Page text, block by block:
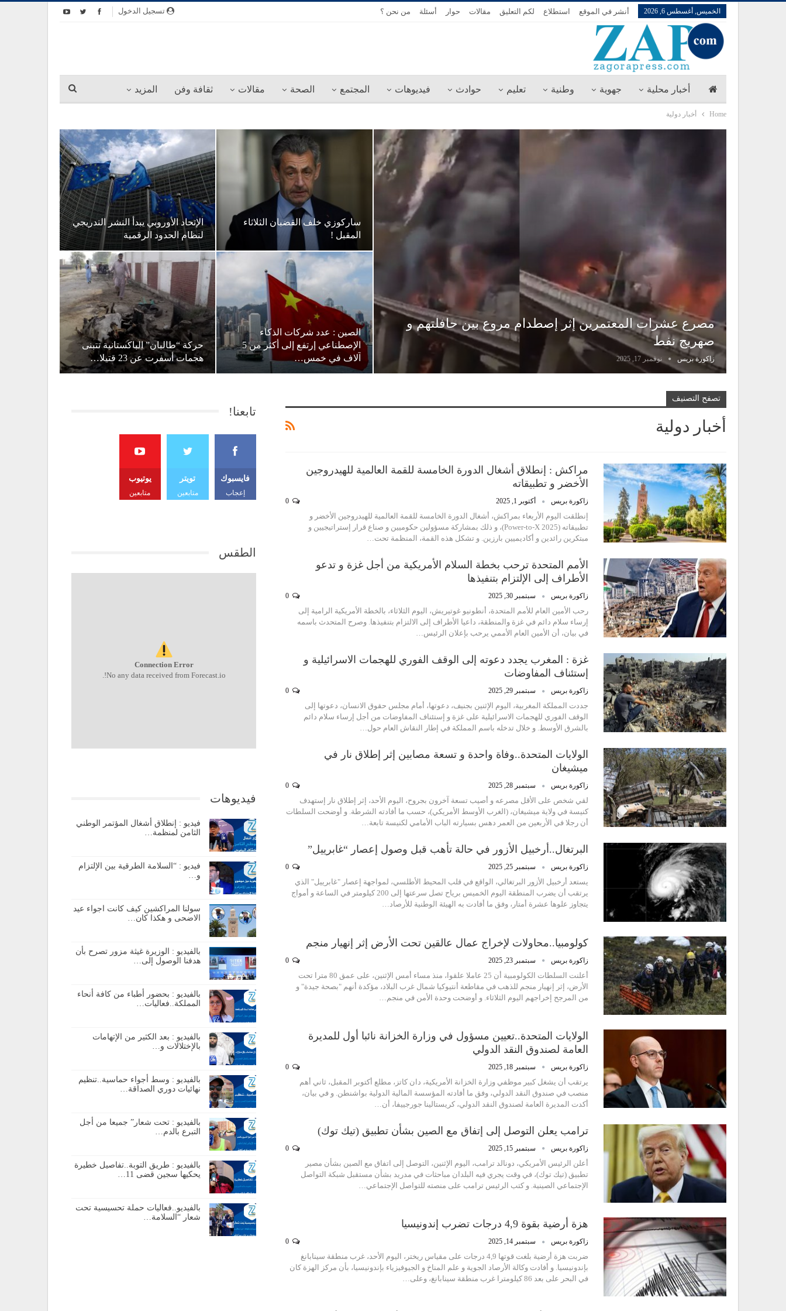
تسجيل الدخول الخميس, أغسطس 6, 2026 أنشر في الموقع استطلاع لكم التعليق مقالات حوار أسئلة من نحن ؟
أخبار محلية جهوية وطنية تعليم حوادث فيديوهات المجتمع الصحة مقالات ثقافة وفن المزيد
Home أخبار دولية
مصرع عشرات المعتمرين إثر إصطدام مروع بين حافلتهم و
صهريج نفط
زاكورة بريس نوفمبر 17, 2025
ساركوزي خلف القضبان الثلاثاء
المقبل !
الإتحاد الأوروبي يبدأ النشر التدريجي
لنظام الحدود الرقمية
الصين : عدد شركات الذكاء
الإصطناعي إرتفع إلى أكثر من 5
آلاف في خمس…
حركة “طالبان” الباكستانية تتبنى
هجمات أسفرت عن 23 قتيلا…
تصفح التصنيف
أخبار دولية
مراكش : إنطلاق أشغال الدورة الخامسة للقمة العالمية للهيدروجين
الأخضر و تطبيقاته
زاكورة بريس أكتوبر 1, 2025
إنطلقت اليوم الأربعاء بمراكش، أشغال الدورة الخامسة للقمة العالمية للهيدروجين الأخضر و
تطبيقاته (Power-to-X 2025)، و ذلك بمشاركة مسؤولين حكوميين و صناع قرار إستراتيجيين و
مبتكرين رائدين و أكاديميين بارزين. و تشكل هذه القمة، المنظمة تحت…
الأمم المتحدة ترحب بخطة السلام الأمريكية من أجل غزة و تدعو
الأطراف إلى الإلتزام بتنفيذها
زاكورة بريس سبتمبر 30, 2025
رحب الأمين العام للأمم المتحدة، أنطونيو غوتيريش، اليوم الثلاثاء، بالخطة الأمريكية الرامية إلى
إرساء سلام دائم في غزة والمنطقة، داعيا الأطراف إلى الالتزام بتنفيذها. وصرح المتحدث باسمه
في بيان، أن الأمين العام الأممي يرحب بإعلان الرئيس…
غزة : المغرب يجدد دعوته إلى الوقف الفوري للهجمات الاسرائيلية و
إستئناف المفاوضات
زاكورة بريس سبتمبر 29, 2025
جددت المملكة المغربية، اليوم الإثنين بجنيف، دعوتها، أمام مجلس حقوق الانسان، دعوتها إلى
الوقف الفوري للهجمات الاسرائيلية على غزة و إستئناف المفاوضات من أجل إرساء سلام دائم
بالشرق الأوسط. و خلال تدخله باسم المملكة في إطار النقاش العام حول…
الولايات المتحدة..وفاة واحدة و تسعة مصابين إثر إطلاق نار في
ميشيغان
زاكورة بريس سبتمبر 28, 2025
لقي شخص على الأقل مصرعه و أصيب تسعة آخرون بجروح، اليوم الأحد، إثر إطلاق نار إستهدف
كنيسة في ولاية ميشيغان، (الغرب الأوسط الأمريكي)، حسب ما أفادته الشرطة. و أوضحت السلطات
أن رجلا في الأربعين من العمر دهس بسيارته الباب الأمامي لكنيسة تابعة…
البرتغال..أرخبيل الأزور في حالة تأهب قبل وصول إعصار “غابرييل”
زاكورة بريس سبتمبر 25, 2025
يستعد أرخبيل الأزور البرتغالي، الواقع في قلب المحيط الأطلسي، لمواجهة إعصار "غابرييل" الذي
يرتقب أن يضرب المنطقة اليوم الخميس برياح تصل سرعتها إلى 200 كيلومتر في الساعة و أمواج
يتجاوز علوها عشرة أمتار، وفق ما أفادت به الهيئة الوطنية للأرصاد…
كولومبيا..محاولات لإخراج عمال عالقين تحت الأرض إثر إنهيار منجم
زاكورة بريس سبتمبر 23, 2025
أعلنت السلطات الكولومبية أن 25 عاملا علقوا، منذ مساء أمس الإثنين، على عمق 80 مترا تحت
الأرض، إثر إنهيار منجم للذهب في مقاطعة أنتيوكيا شمال غرب البلاد، مؤكدة أنهم "بصحة جيدة" و
من المرجح إخراجهم اليوم الثلاثاء. و أوضحت وحدة الأمن في منجم…
الولايات المتحدة..تعيين مسؤول في وزارة الخزانة نائبا أول للمديرة
العامة لصندوق النقد الدولي
زاكورة بريس سبتمبر 18, 2025
يرتقب أن يشغل كبير موظفي وزارة الخزانة الأمريكية، دان كاتز، مطلع أكتوبر المقبل، ثاني أهم
منصب في صندوق النقد الدولي، وفق ما أفادته المؤسسة المالية الدولية بواشنطن. و في بيان،
أكدت المديرة العامة لصندوق النقد الدولي، كريستالينا جورجييفا، أن…
ترامب يعلن التوصل إلى إتفاق مع الصين بشأن تطبيق (تيك توك)
زاكورة بريس سبتمبر 15, 2025
أعلن الرئيس الأمريكي، دونالد ترامب، اليوم الإثنين، التوصل إلى اتفاق مع الصين بشأن مصير
تطبيق (تيك توك)، في وقت يجري فيه البلدان مباحثات في مدريد بشأن مستقبل شبكة التواصل
الإجتماعي الصينية. و كتب الرئيس ترامب على منصته للتواصل الإجتماعي…
هزة أرضية بقوة 4,9 درجات تضرب إندونيسيا
زاكورة بريس سبتمبر 14, 2025
ضربت هزة أرضية بلغت قوتها 4,9 درجات على مقياس ريختر، اليوم الأحد، غرب منطقة سينابانغ
بإندونيسيا. و أفادت وكالة الأرصاد الجوية و علم المناخ و الجيوفيزياء بإندونيسيا، بأن مركز الهزة كان
في البحر على بعد 86 كيلومترا غرب منطقة سينابانغ، وعلى…
تابعنا!
فايسبوك
إعجاب
تويتر
متابعين
يوتيوب
متابعين
الطقس
Connection Error
No any data received from Forecast.io!.
فيديوهات
فيديو : إنطلاق أشغال المؤتمر الوطني
الثامن لمنظمة…
فيديو : “السلامة الطرقية بين الإلتزام
و…
سولنا المراكشين كيف كانت اجواء عيد
الاضحى و هكذا كان…
بالفيديو : الوزيرة غيثة مزور تصرح بأن
هدفنا الوصول إلى…
بالفيديو : بحضور أطباء من كافة أنحاء
المملكة..فعاليات…
بالفيديو : بعد الكثير من الإتهامات
بالإختلالات و…
بالفيديو : وسط أجواء حماسية..تنظيم
نهائيات دوري الصداقة…
بالفيديو : تحت شعار” جميعا من أجل
التبرع بالدم…
بالفيديو : طريق التوبة..تفاصيل خطيرة
يحكيها سجين قضى 11…
بالفيديو..فعاليات حملة تحسيسية تحت
شعار “السلامة…